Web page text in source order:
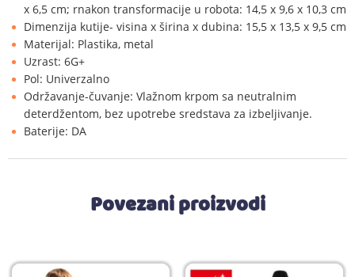
x 6,5 cm; rnakon transformacije u robota: 14,5 x 9,6 x 10,3 cm
Dimenzija kutije- visina x širina x dubina: 15,5 x 13,5 x 9,5 cm
Materijal: Plastika, metal
Uzrast: 6G+
Pol: Univerzalno
Održavanje-čuvanje: Vlažnom krpom sa neutralnim
deterdžentom, bez upotrebe sredstava za izbeljivanje.
Baterije: DA
Povezani proizvodi